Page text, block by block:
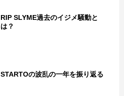
RIP SLYME過去のイジメ騒動と
は？
STARTOの波乱の一年を振り返る